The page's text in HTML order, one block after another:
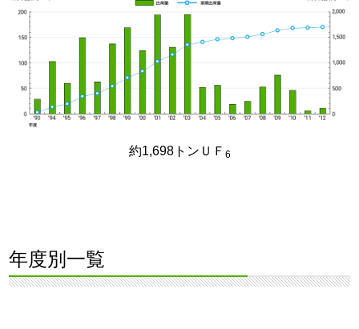
約1,698トンＵＦ 6
年度別一覧